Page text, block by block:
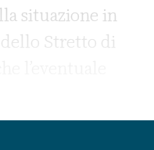
situazione in
Stretto di